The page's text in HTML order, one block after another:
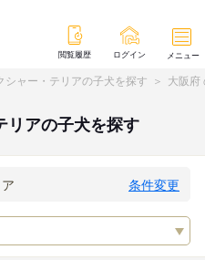
閲覧履歴 ログイン メニュー
シャー・テリアの子犬を探す 大阪府
リアの子犬を探す
条件変更